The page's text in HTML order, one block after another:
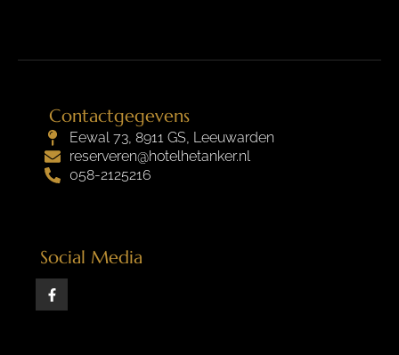
Contactgegevens
Eewal 73, 8911 GS, Leeuwarden
reserveren@hotelhetanker.nl
058-2125216
Social Media